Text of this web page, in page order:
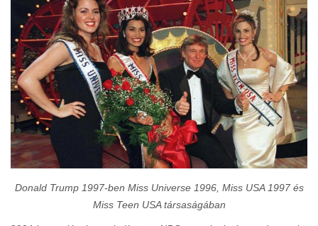
Donald Trump 1997-ben Miss Universe 1996, Miss USA 1997 és
Miss Teen USA társaságában